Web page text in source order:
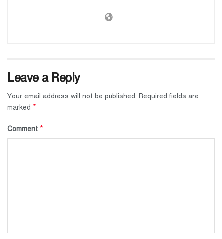
Leave a Reply
Your email address will not be published. Required fields are
marked *
Comment *